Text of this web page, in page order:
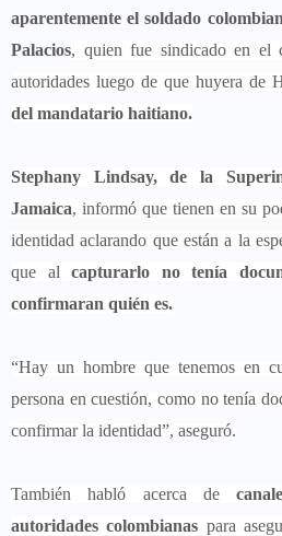
aparentemente el soldado
Palacios, quien fue sindicado en el
autoridades luego de que huyera de
del mandatario haitiano.
Stephany Lindsay, de la
Jamaica, informó que tienen en su
identidad aclarando que están a la
que alcapturarlo no tenía
confirmaran quién es.
“Hay un hombre que tenemos en
persona en cuestión, como no tenía
confirmar la identidad”, aseguró.
También habló acerca de
autoridades colombianas para